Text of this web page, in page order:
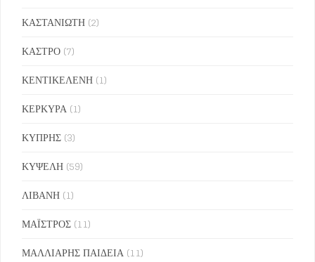
ΚΑΣΤΑΝΙΩΤΗ (2)
ΚΑΣΤΡΟ (7)
ΚΕΝΤΙΚΕΛΕΝΗ (1)
ΚΕΡΚΥΡΑ (1)
ΚΥΠΡΗΣ (3)
ΚΥΨΕΛΗ (59)
ΛΙΒΑΝΗ (1)
ΜΑΪΣΤΡΟΣ (11)
ΜΑΛΛΙΑΡΗΣ ΠΑΙΔΕΙΑ (11)